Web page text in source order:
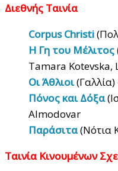
Διεθνής Ταινία
Corpus Christi
Η Γη του Μέλιτος
Tamara
Οι Άθλιοι(Γαλλία)
Πόνος και Δόξα
Almodovar
Παράσιτα(Νότια
Ταινία Κινουμένων